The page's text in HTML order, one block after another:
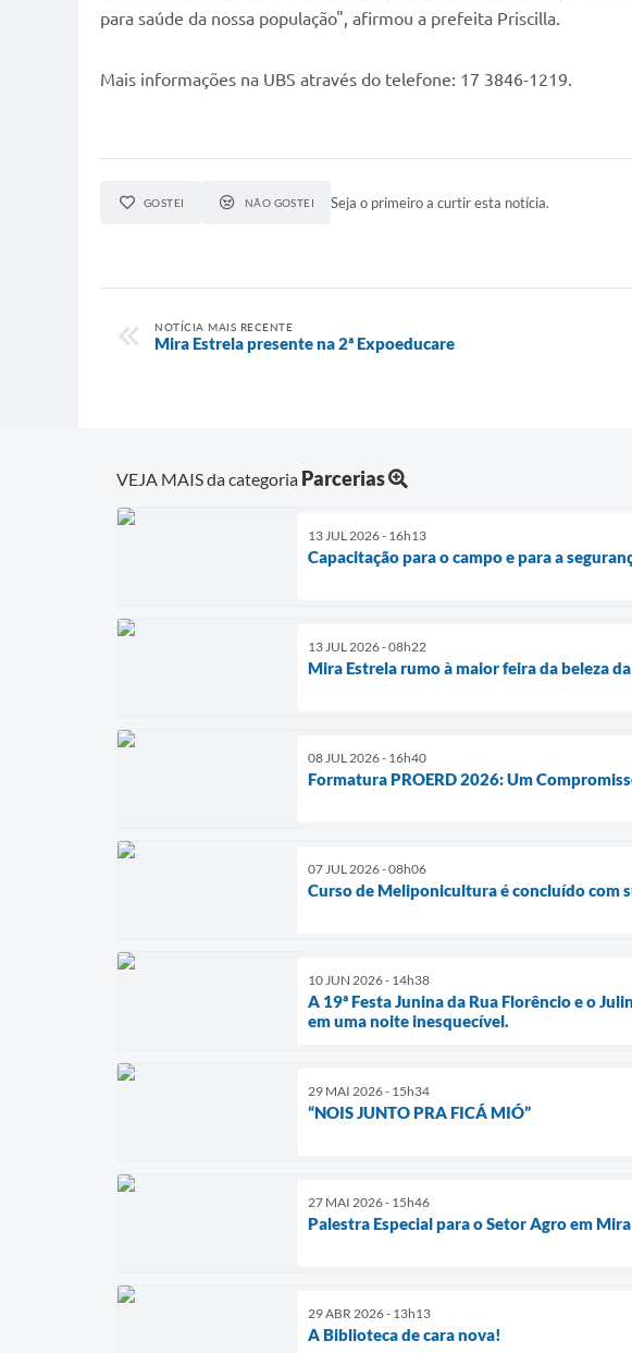
para saúde da nossa população", afirmou a prefeita Priscilla.
Mais informações na UBS através do telefone: 17 3846-1219.
GOSTEI NÃO GOSTEI Seja o primeiro a curtir esta notícia.
NOTÍCIA MAIS RECENTE
Mira Estrela presente na 2ª Expoeducare
VEJA MAIS da categoria Parcerias
13 JUL 2026 - 16h13
Capacitação para o campo e para a
13 JUL 2026 - 08h22
Mira Estrela rumo à maior feira da beleza
08 JUL 2026 - 16h40
Formatura PROERD 2026: Um
07 JUL 2026 - 08h06
Curso de Meliponicultura é concluído com
10 JUN 2026 - 14h38
A 19ª Festa Junina da Rua Florêncio e o
em uma noite inesquecível.
29 MAI 2026 - 15h34
“NOIS JUNTO PRA FICÁ MIÓ”
27 MAI 2026 - 15h46
Palestra Especial para o Setor Agro em
29 ABR 2026 - 13h13
A Biblioteca de cara nova!